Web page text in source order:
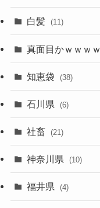
白髪 (11)
真面目かｗｗｗｗ
知恵袋 (38)
石川県 (6)
社畜 (21)
神奈川県 (10)
福井県 (4)